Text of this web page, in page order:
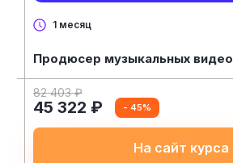
1 месяц
Продюсер музыкальных видео
82 403 ₽
45 322 ₽ - 45%
На сайт курса